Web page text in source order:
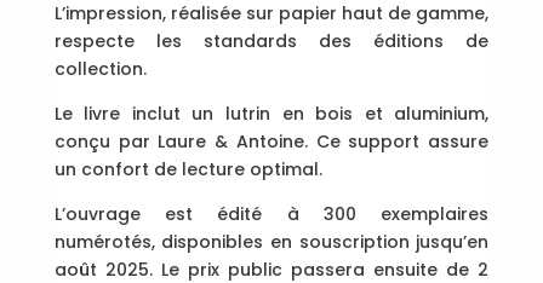
L’impression, réalisée sur papier haut de gamme,
respecte les standards des éditions de
collection.
Le livre inclut un lutrin en bois et aluminium,
conçu par Laure & Antoine. Ce support assure
un confort de lecture optimal.
L’ouvrage est édité à 300 exemplaires
numérotés, disponibles en souscription jusqu’en
août 2025. Le prix public passera ensuite de 2